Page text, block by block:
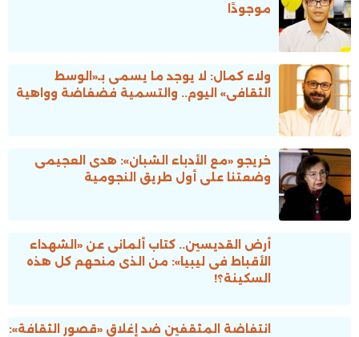
موجودًا
ولاء كمال: لا يوجد ما يسمى بـ«الوسط
الثقافى» اليوم.. والتسمية فضفاضة وواهية
خريجو «مع الأدباء الشبان»: هدى العجيمى
وضعتنا على أول طريق النجومية
أرض القديسين.. كتاب ألمانى عن «الشهداء
الأقباط فى ليبيا»: من الذى منحهم كل هذه
السكينة؟!
انتفاضة المثقفين ضد إغلاق «قصور الثقافة»: